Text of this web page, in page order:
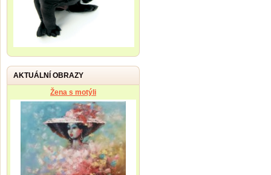
AKTUÁLNÍ OBRAZY
Žena s motýli